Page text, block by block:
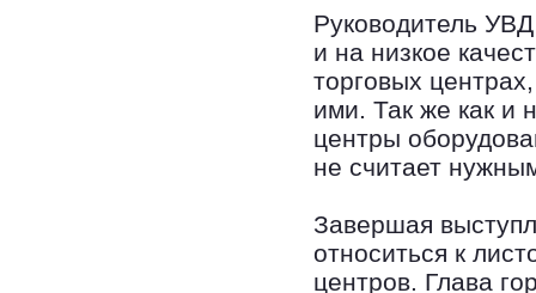
Руководитель
и на низкое
торговых
ими. Так же как и
центры
не считает
Завершая
относиться к
центров. Глава